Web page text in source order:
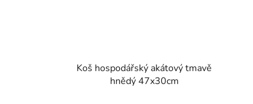
Koš hospodářský akátový tmavě
hnědý 47x30cm